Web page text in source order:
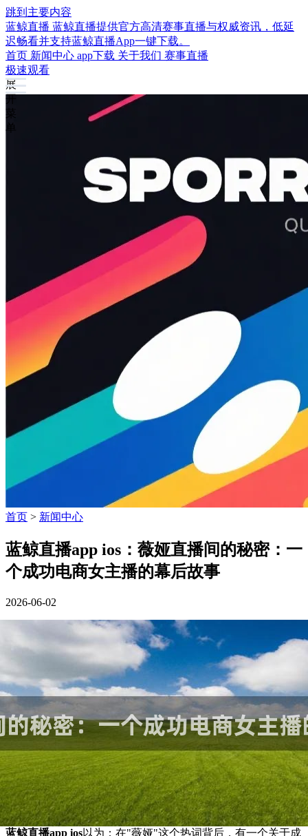
跳到主要内容
蓝鲸直播 蓝鲸直播提供官方高清赛事直播与权威资讯，低延
迟畅看并支持蓝鲸直播App一键下载。
首页 新闻中心 app下载 关于我们 赛事直播
极速观看
展
开
菜
单
首页 > 新闻中心
蓝鲸直播app ios：薇娅直播间的秘密：一
个成功电商女主播的幕后故事
2026-06-02
蓝鲸直播app ios以为：在"薇娅"这个热词背后，有一个关于成